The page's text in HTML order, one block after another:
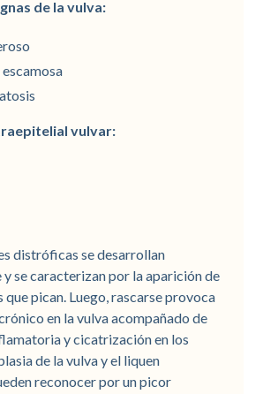
de la vulva:
vulvar:
distróficas se desarrollan
y se caracterizan por la aparición de
que pican. Luego, rascarse provoca
en la vulva acompañado de
y cicatrización en los
de la vulva y el liquen
reconocer por un picor